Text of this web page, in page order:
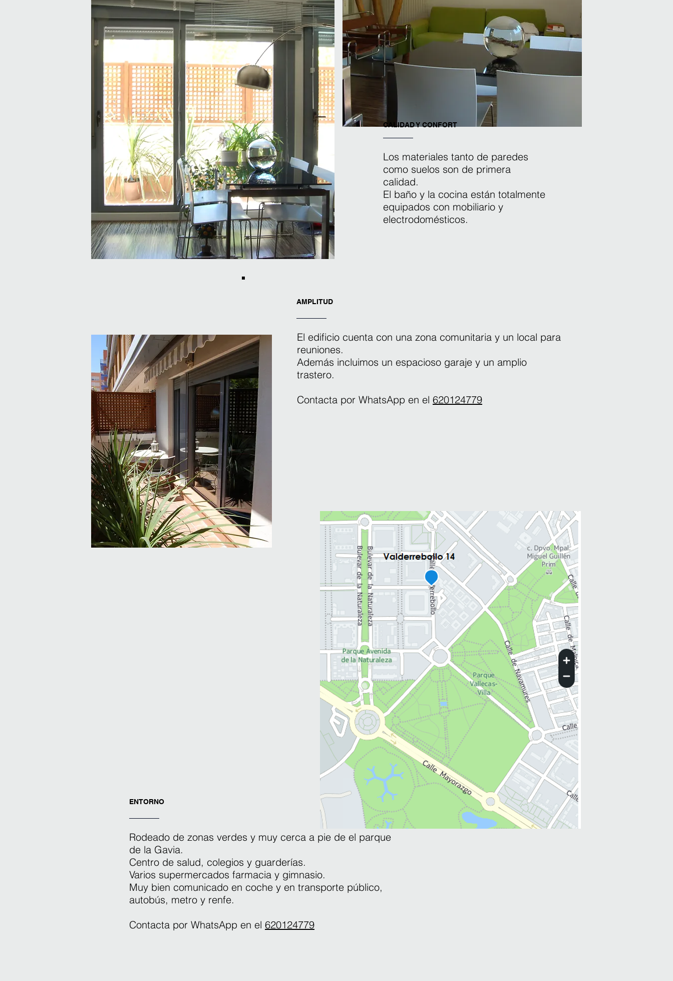
CALIDAD Y CONFORT
Los materiales tanto de paredes
como suelos son de primera
calidad.
El baño y la cocina están totalmente
equipados con mobiliario y
electrodomésticos.
AMPLITUD
El edificio cuenta con una zona comunitaria y un local para
reuniones.
Además incluimos un espacioso garaje y un amplio
trastero.
Contacta por WhatsApp en el 620124779
ENTORNO
Rodeado de zonas verdes y muy cerca a pie de el parque
de la Gavia.
Centro de salud, colegios y guarderías.
Varios supermercados farmacia y gimnasio.
Muy bien comunicado en coche y en transporte público,
autobús, metro y renfe.
Contacta por WhatsApp en el 620124779